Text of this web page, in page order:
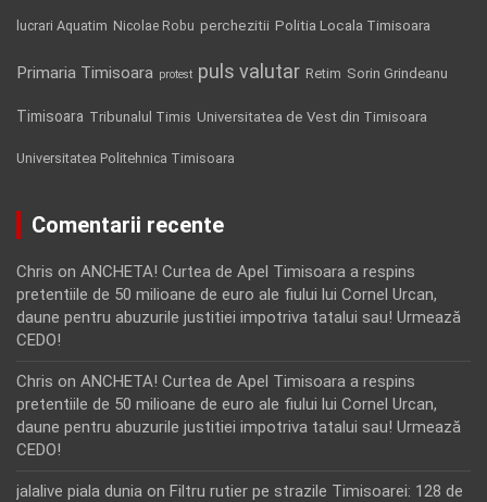
lucrari Aquatim Nicolae Robu perchezitii Politia Locala Timisoara
Primaria Timisoara protest puls valutar Retim Sorin Grindeanu
Timisoara Tribunalul Timis Universitatea de Vest din Timisoara
Universitatea Politehnica Timisoara
Comentarii recente
Chris on ANCHETA! Curtea de Apel Timisoara a respins
pretentiile de 50 milioane de euro ale fiului lui Cornel Urcan,
daune pentru abuzurile justitiei impotriva tatalui sau! Urmează
CEDO!
Chris on ANCHETA! Curtea de Apel Timisoara a respins
pretentiile de 50 milioane de euro ale fiului lui Cornel Urcan,
daune pentru abuzurile justitiei impotriva tatalui sau! Urmează
CEDO!
jalalive piala dunia on Filtru rutier pe strazile Timisoarei: 128 de